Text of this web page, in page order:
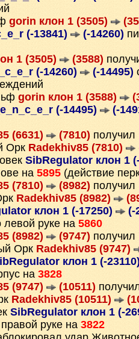
gorin клон 1 (3505)
(-13841) (-14260)
1 (3505) (3588)
(-14260) (-14495)
gorin клон 1 (3588)
(-14495)
(-
(6631) (7810)
Орк Radekhiv85 (7810)
SibRegulator клон 1
на 5895 (действие
(7810) (8982)
Radekhiv85 (8982)
клон 1 (-17250)
(-
левой руке на 5860
(8982) (9747)
Орк Radekhiv85 (9747)
клон 1 (-
на 3828
(9747) (10511)
Radekhiv85 (10511)
SibRegulator клон 1 (-
руке на 3822